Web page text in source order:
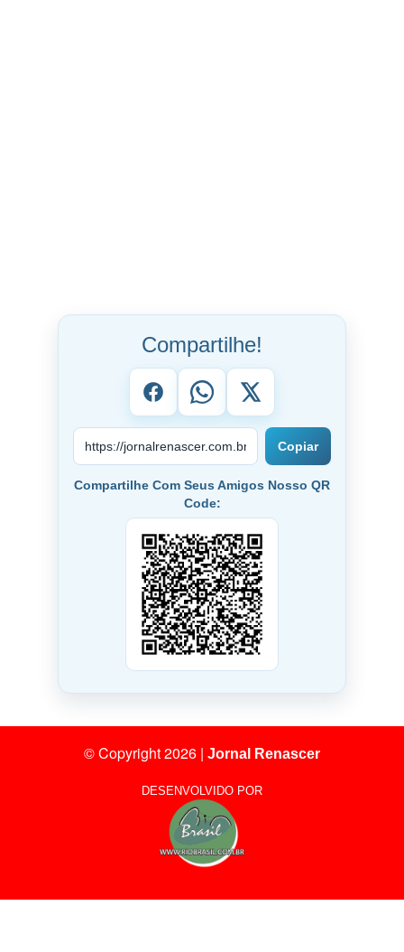
Compartilhe!
Copiar
Compartilhe Com Seus Amigos Nosso QR
Code:
© Copyright 2026 | Jornal Renascer
DESENVOLVIDO POR